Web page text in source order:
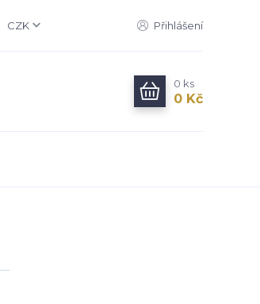
CZK Přihlášení
0 ks
0 Kč